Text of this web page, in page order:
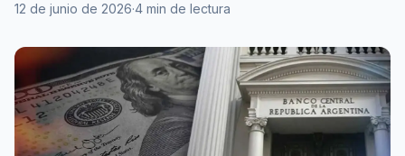
12 de junio de 2026·4 min de lectura